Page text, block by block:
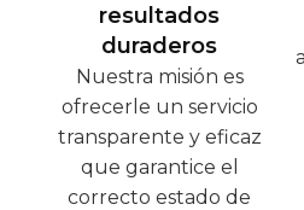
resultados
duraderos
Nuestra misión es
ofrecerle un servicio
transparente y eficaz
que garantice el
correcto estado de